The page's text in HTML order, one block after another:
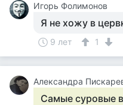
Игорь Фолимонов
Я не хожу в
9 лет 1
Александра
Самые суровые